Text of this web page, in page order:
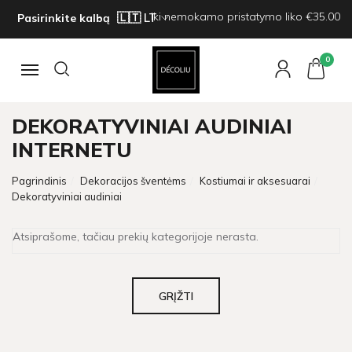
Pasirinkite kalbą Iki nemokamo pristatymo liko €35.00
Navigacija
0
DEKORATYVINIAI AUDINIAI
INTERNETU
Pagrindinis Dekoracijos šventėms
Kostiumai ir aksesuarai
Dekoratyviniai audiniai
Atsiprašome, tačiau prekių kategorijoje nerasta.
GRĮŽTI